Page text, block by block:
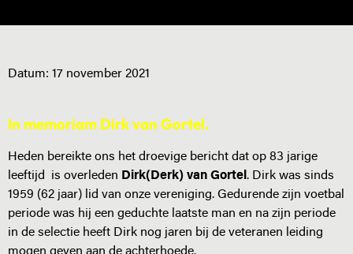
Datum: 17 november 2021
In memoriam Dirk van Gortel.
Heden bereikte ons het droevige bericht dat op 83 jarige
leeftijd is overleden Dirk(Derk) van Gortel . Dirk was sinds
1959 (62 jaar) lid van onze vereniging. Gedurende zijn voetbal
periode was hij een geduchte laatste man en na zijn periode
in de selectie heeft Dirk nog jaren bij de veteranen leiding
mogen geven aan de achterhoede.